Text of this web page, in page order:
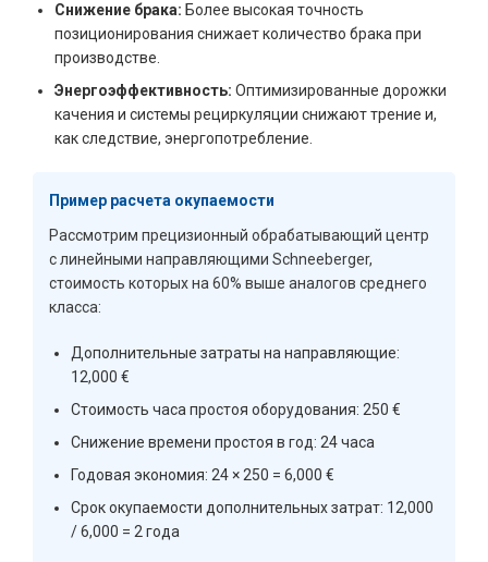
Снижение брака: Более высокая точность
позиционирования снижает количество брака при
производстве.
Энергоэффективность: Оптимизированные дорожки
качения и системы рециркуляции снижают трение и,
как следствие, энергопотребление.
Пример расчета окупаемости
Рассмотрим прецизионный обрабатывающий центр
с линейными направляющими Schneeberger,
стоимость которых на 60% выше аналогов среднего
класса:
Дополнительные затраты на направляющие:
12,000 €
Стоимость часа простоя оборудования: 250 €
Снижение времени простоя в год: 24 часа
Годовая экономия: 24 × 250 = 6,000 €
Срок окупаемости дополнительных затрат: 12,000
/ 6,000 = 2 года